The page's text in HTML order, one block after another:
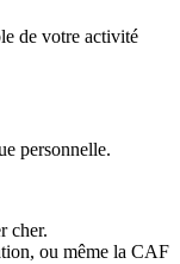
de votre activité
personnelle.
cher.
ou même la CAF